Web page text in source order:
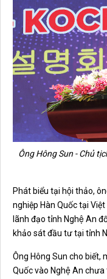
Ông Hông Sun - Chủ
Phát biểu tại hội thảo,
nghiệp Hàn Quốc tại
lãnh đạo tỉnh Nghệ An
khảo sát đầu tư tại tỉnh
Ông Hông Sun cho biết,
Quốc vào Nghệ An